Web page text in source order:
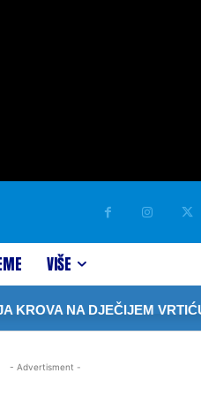
VIŠE
NA DJEČIJEM
- Advertisment -